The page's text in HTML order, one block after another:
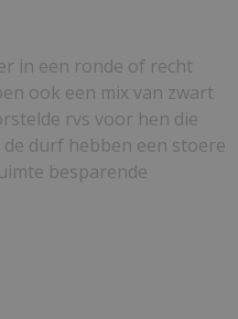
in een ronde of recht
ook een mix van zwart
rvs voor hen die
durf hebben een stoere
besparende